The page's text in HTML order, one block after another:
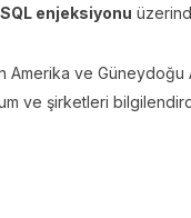
SQL enjeksiyonu
Amerika ve
ve şirketleri